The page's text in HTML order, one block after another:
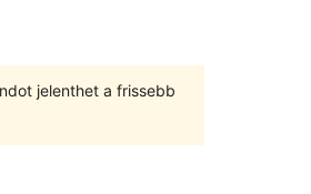
jelenthet a frissebb